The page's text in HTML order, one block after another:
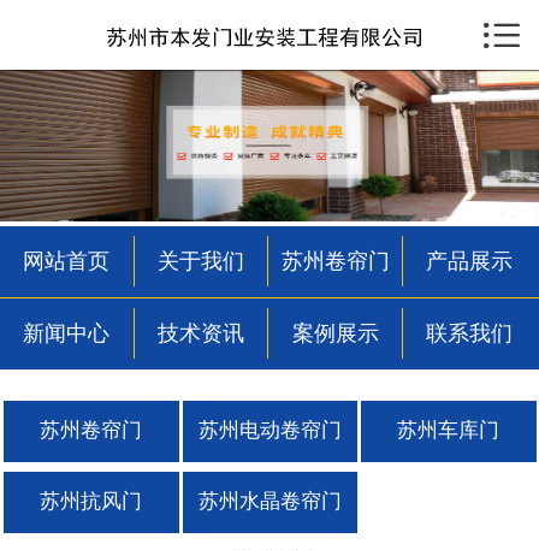
 首页
关于我们
苏州卷帘门
产品展示
新闻中心
技术资讯
案例展示
联系我们

网站首页 关于我们 苏州卷帘门 产品展示
新闻中心 技术资讯 案例展示 联系我们
苏州卷帘门 苏州电动卷帘门 苏州车库门
苏州抗风门 苏州水晶卷帘门